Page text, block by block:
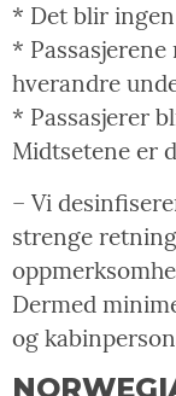
* Det blir
*
hverandre
* Passasjerer
Midtsetene er
– Vi
strenge
Dermed
og